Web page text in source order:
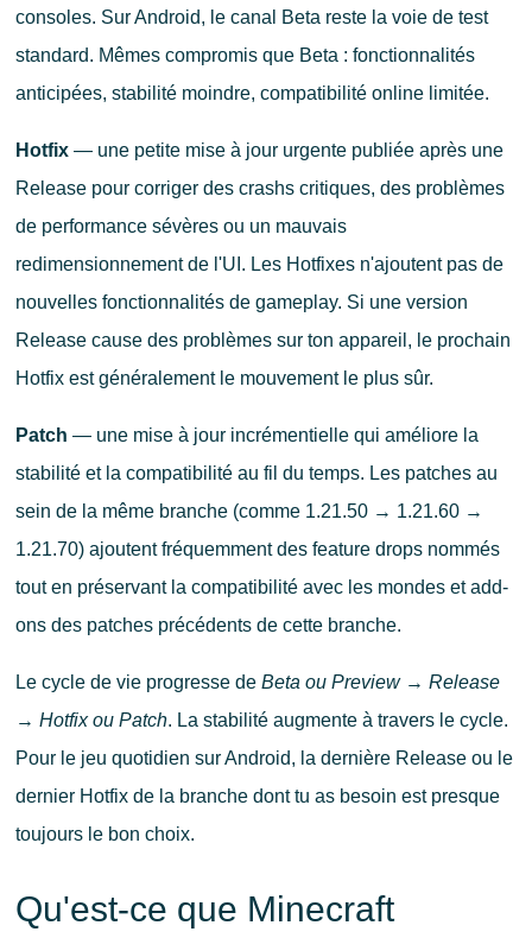
consoles. Sur Android, le canal Beta reste la voie de test
standard. Mêmes compromis que Beta : fonctionnalités
anticipées, stabilité moindre, compatibilité online limitée.
Hotfix— une petite mise à jour urgente publiée après une
Release pour corriger des crashs critiques, des problèmes
de performance sévères ou un mauvais
redimensionnement de l'UI. Les Hotfixes n'ajoutent pas de
nouvelles fonctionnalités de gameplay. Si une version
Release cause des problèmes sur ton appareil, le prochain
Hotfix est généralement le mouvement le plus sûr.
Patch — une mise à jour incrémentielle qui améliore la
stabilité et la compatibilité au fil du temps. Les patches au
sein de la même branche (comme 1.21.50 → 1.21.60 →
1.21.70) ajoutent fréquemment des feature drops nommés
tout en préservant la compatibilité avec les mondes et add-
ons des patches précédents de cette branche.
Le cycle de vie progresse de Beta ou Preview→ Release
→ Hotfix ou Patch. La stabilité augmente à travers le cycle.
Pour le jeu quotidien sur Android, la dernière Release ou le
dernier Hotfix de la branche dont tu as besoin est presque
toujours le bon choix.
Qu'est-ce que Minecraft